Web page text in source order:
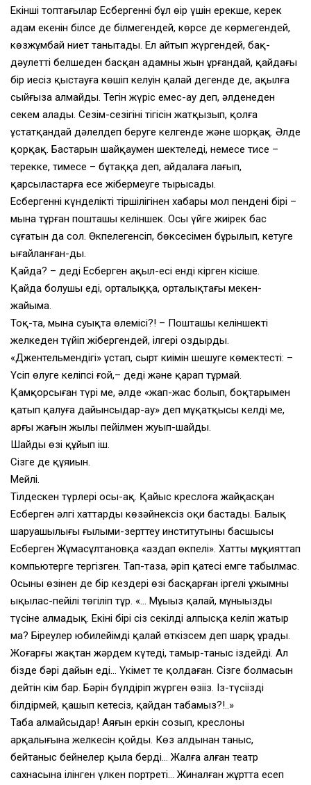
Екінші топтағылар Есбергеннің бұл өңір үшін ерекше, керек
адам екенін білсе де білмегендей, көрсе де көрмегендей,
көзжұмбай ниет танытады. Ел айтып жүргендей, бақ-
дәулетті белшеден басқан адамның жын ұрғандай, қайдағы
бір иесіз қыстауға көшіп келуін қалай дегенде де, ақылға
сыйғыза алмайды. Тегін жүріс емес-ау деп, әлденеден
секем алады. Сезім-сезігінің тігісін жатқызып, қолға
ұстатқандай дәлелдеп беруге келгенде және шорқақ. Әлде
қорқақ. Бастарын шайқаумен шектеледі, немесе тисе –
терекке, тимесе – бұтаққа деп, айдалаға лағып,
қарсыластарға есе жібермеуге тырысады.
Есбергеннің күнделікті тіршілігінен хабары мол пенденің бірі –
мына тұрған пошташы келіншек. Осы үйге жиірек бас
сұғатын да сол. Өкпелегенсіп, бөксесімен бұрылып, кетуге
ыңғайланған-ды.
Қайда? – деді Есберген ақыл-есі енді кірген кісіше.
Қайда болушы еді, орталыққа, орталықтағы мекен-
жайыма.
Тоқ-та, мына суықта өлемісің?! – Пошташы келіншекті
желкеден түйіп жібергендей, ілгері оздырды.
«Джентельмендігі» ұстап, сырт киімін шешуге көмектесті: –
Үсіп өлуге келіпсің ғой,– деді және қарап тұрмай.
Қамқорсыған түрі ме, әлде «жап-жас болып, боқтарыңмен
қатып қалуға дайынсыңдар-ау» деп мұқатқысы келді ме,
арғы жағын жылы пейілмен жуып-шайды.
Шайды өзің құйып іш.
Сізге де құяиын.
Мейлі.
Тілдескен түрлері осы-ақ. Қайыс креслоға жайқасқан
Есберген әлгі хаттарды көзәйнексіз оқи бастады. Балық
шаруашылығы ғылыми-зерттеу институтының басшысы
Есберген Жұмасұлтановқа «аздап өкпелі». Хатты мұқияттап
компьютерге тергізген. Тап-таза, әріп қатесі емге табылмас.
Осының өзінен де бір кездері өзі басқарған іргелі ұжымның
ықылас-пейілі төгіліп тұр. «… Мұңыңыз қалай, мұныңызды
түсіне алмадық. Екінің бірі сіз секілді алпысқа келіп жатыр
ма? Біреулер юбилейімді қалай өткізсем деп шарқ ұрады.
Жоғарғы жақтан жәрдем күтеді, тамыр-таныс іздейді. Ал
бізде бәрі дайын еді… Үкімет те қолдаған. Сізге болмасын
дейтін кім бар. Бәрін бүлдіріп жүрген өзіңіз. Із-түсіңізді
білдірмей, қашып кетесіз, қайдан табамыз?!..»
Таба алмайсыңдар! Аяғын еркін созып, креслоның
арқалығына желкесін қойды. Көз алдынан таныс,
бейтаныс бейнелер қылаң берді… Жалға алған театр
сахнасына ілінген үлкен портреті… Жиналған жұртта есеп